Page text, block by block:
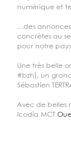
numérique et
…des
concrètes au
pour notre
Une très belle
#bzh), un
Sébastien
Avec de belles
Icodia MCT